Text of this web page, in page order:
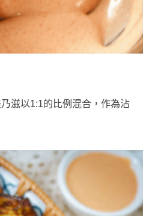
滋以1:1的比例混合，作為沾